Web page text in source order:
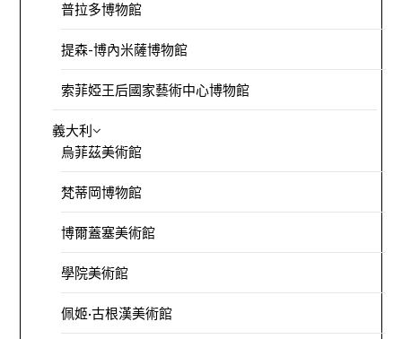
普拉多博物館
提森-博內米薩博物館
索菲婭王后國家藝術中心博物館
義大利
烏菲茲美術館
梵蒂岡博物館
博爾蓋塞美術館
學院美術館
佩姬·古根漢美術館